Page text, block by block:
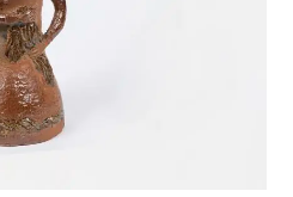
ET CENDRIERS
DE LA VIE
ABSTRAITE